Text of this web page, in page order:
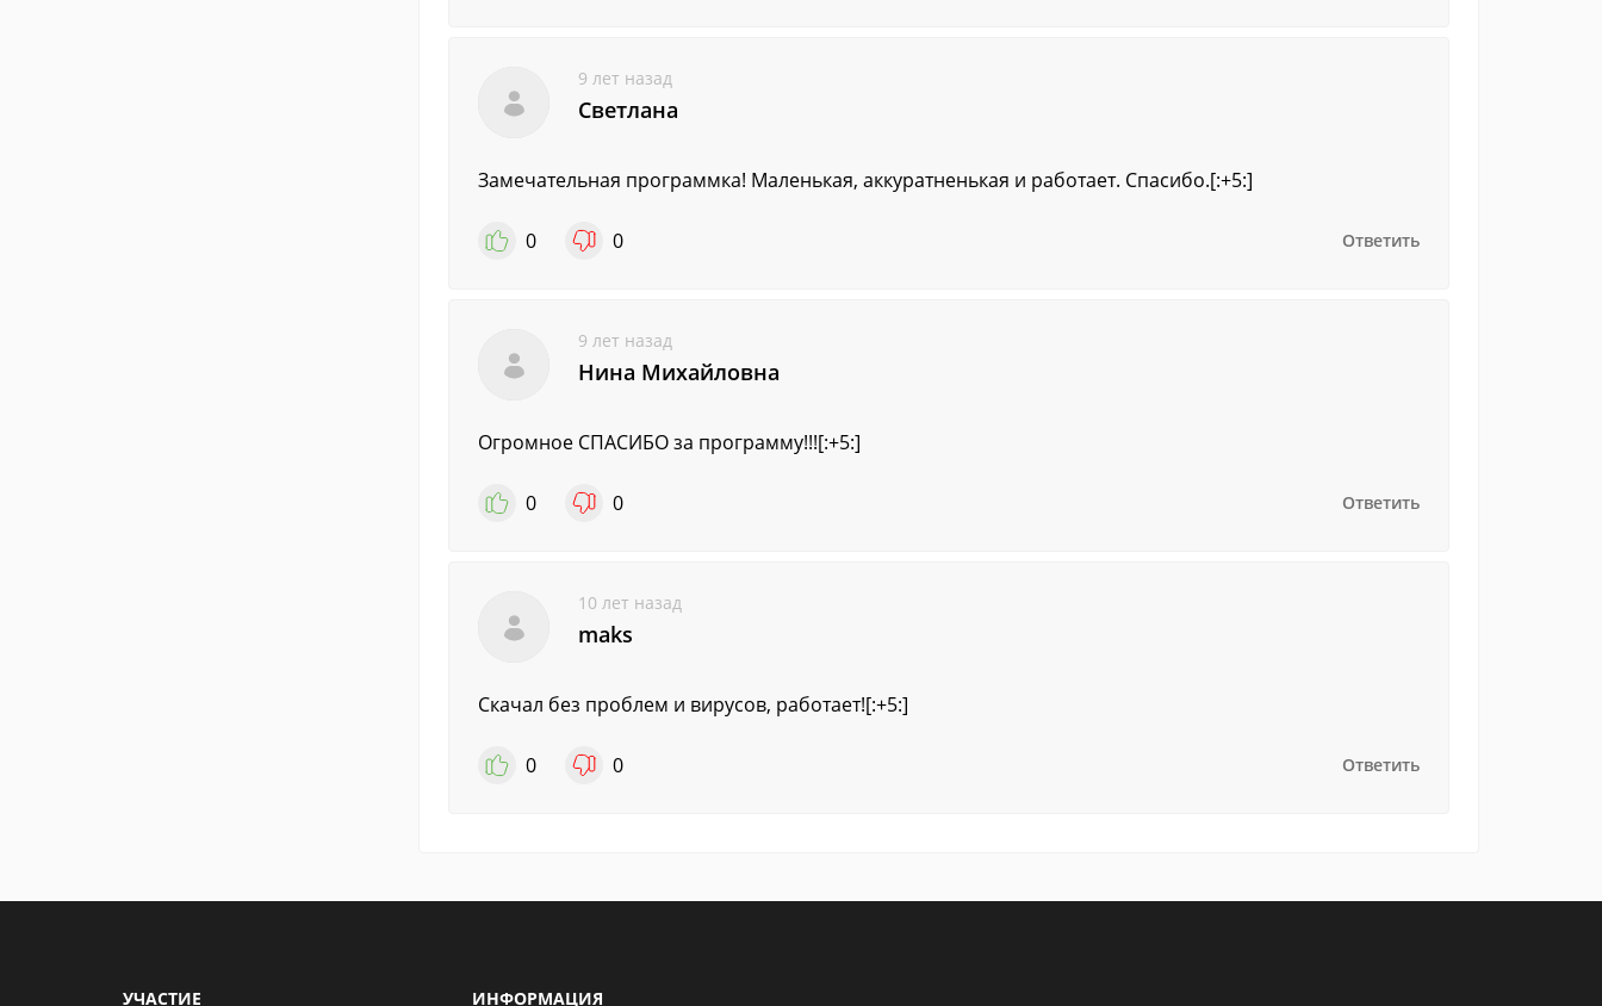
9 лет назад
Светлана
Замечательная программка! Маленькая, аккуратненькая и работает. Спасибо.[:+5:]
0 0 Ответить
9 лет назад
Нина Михайловна
Огромное СПАСИБО за программу!!![:+5:]
0 0 Ответить
10 лет назад
maks
Скачал без проблем и вирусов, работает![:+5:]
0 0 Ответить
УЧАСТИЕ ИНФОРМАЦИЯ